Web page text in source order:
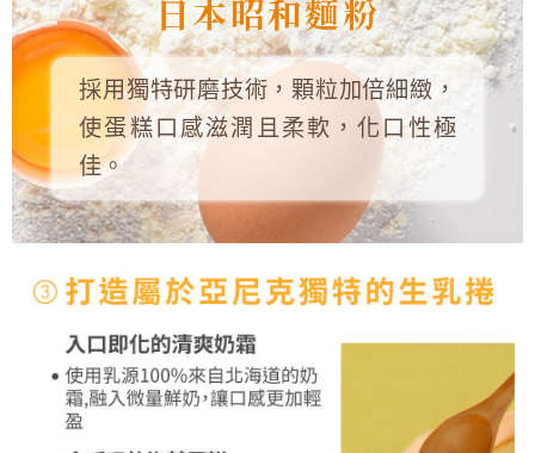
日本昭和麵粉
採用獨特研磨技術，顆粒加倍細緻，
使蛋糕口感滋潤且柔軟，化口性極
佳。